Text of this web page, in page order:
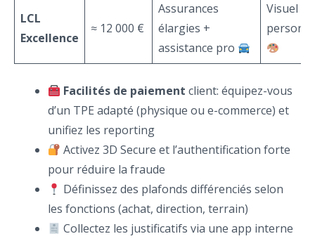
LCL
Excellence
≈ 12 000 €
Assurances
élargies +
assistance pro
Visuel
Facilités de paiement client: équipez-vous
d’un TPE adapté (physique ou e-commerce) et
unifiez les reporting
Activez 3D Secure et l’authentification forte
pour réduire la fraude
Définissez des plafonds différenciés selon
les fonctions (achat, direction, terrain)
Collectez les justificatifs via une app interne